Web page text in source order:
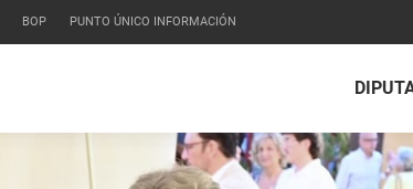
BOP PUNTO ÚNICO INFORMACIÓN